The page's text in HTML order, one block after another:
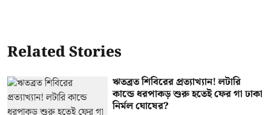
Related Stories
ঋতব্রত শিবিরের প্রত্যাখ্যান! লটারি
কান্ডে ধরপাকড় শুরু হতেই ফের গা ঢাকা
নির্মল ঘোষের?